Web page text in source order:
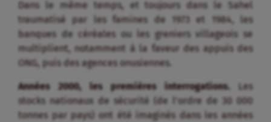
Dans le même temps, et toujours dans le Sahel
traumatisé par les famines de 1973 et 1984, les
banques de céréales ou les greniers villageois se
multiplient, notamment à la faveur des appuis des
ONG, puis des agences onusiennes.
Années 2000, les premières interrogations. Les
stocks nationaux de sécurité (de l’ordre de 30 000
tonnes par pays) ont été imaginés dans les années